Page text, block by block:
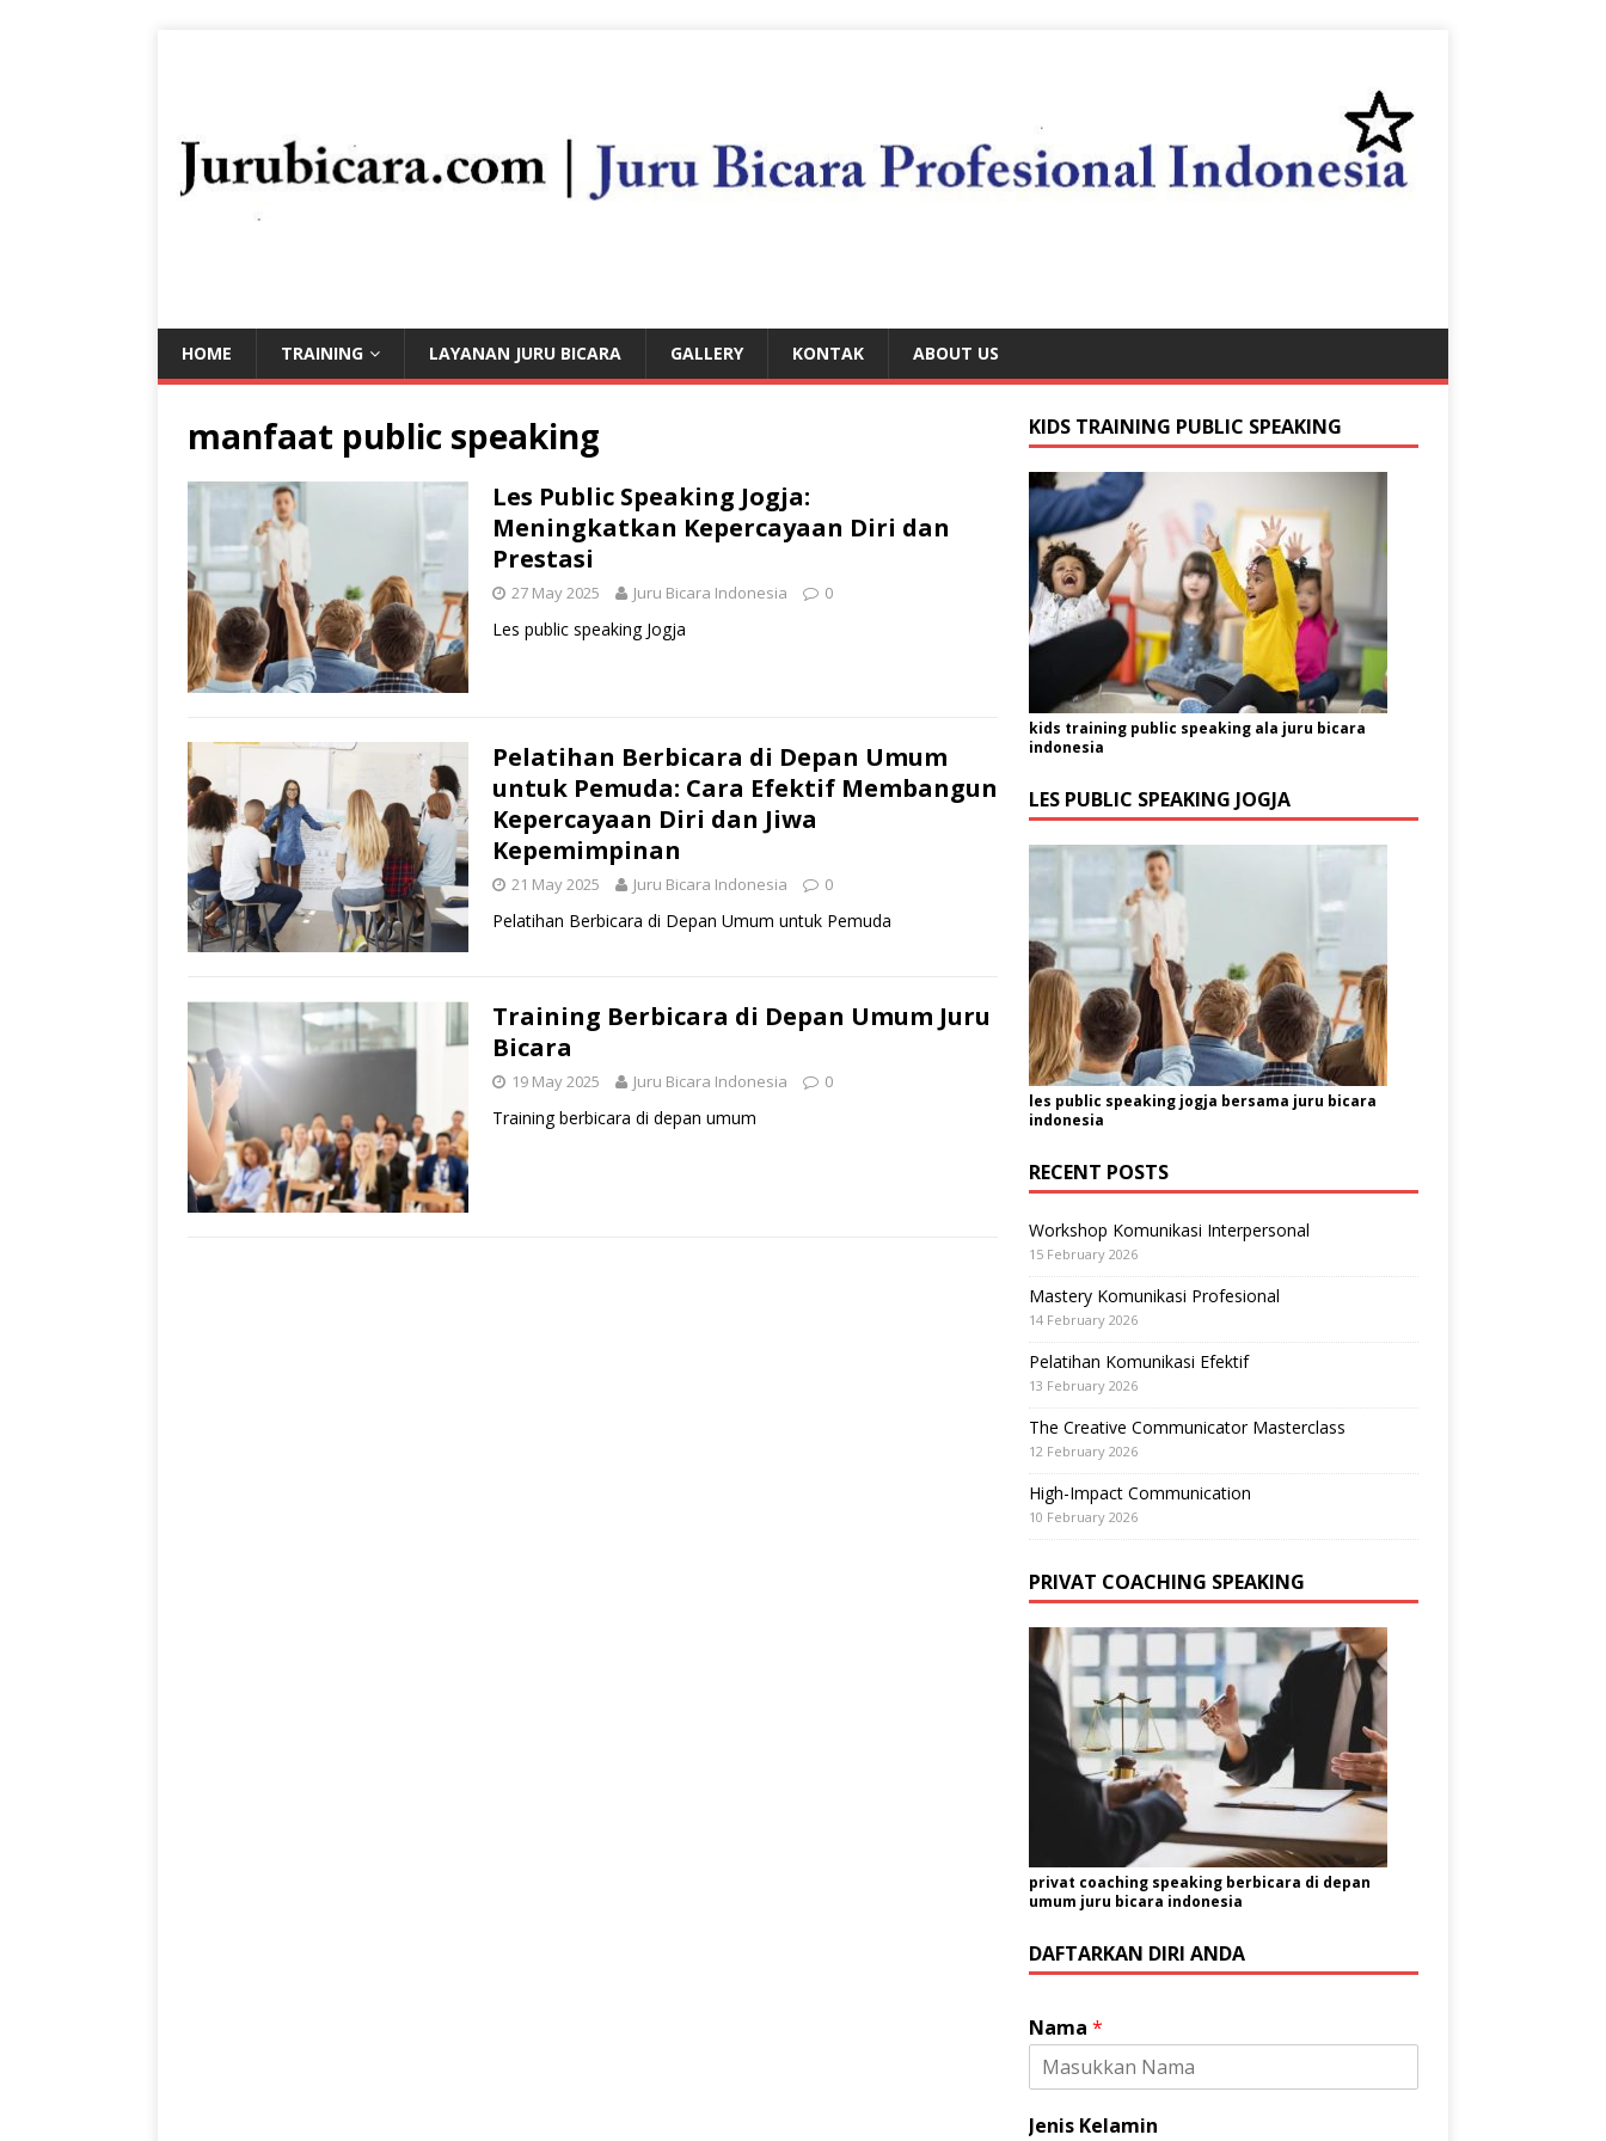
HOME TRAINING LAYANAN JURU BICARA GALLERY KONTAK ABOUT US
manfaat public speaking
Les Public Speaking Jogja:
Meningkatkan Kepercayaan Diri dan
Prestasi
27 May 2025 Juru Bicara Indonesia 0
Les public speaking Jogja
Pelatihan Berbicara di Depan Umum
untuk Pemuda: Cara Efektif Membangun
Kepercayaan Diri dan Jiwa
Kepemimpinan
21 May 2025 Juru Bicara Indonesia 0
Pelatihan Berbicara di Depan Umum untuk Pemuda
Training Berbicara di Depan Umum Juru
Bicara
19 May 2025 Juru Bicara Indonesia 0
Training berbicara di depan umum
KIDS TRAINING PUBLIC SPEAKING
kids training public speaking ala juru bicara
indonesia
LES PUBLIC SPEAKING JOGJA
les public speaking jogja bersama juru bicara
indonesia
RECENT POSTS
Workshop Komunikasi Interpersonal
15 February 2026
Mastery Komunikasi Profesional
14 February 2026
Pelatihan Komunikasi Efektif
13 February 2026
The Creative Communicator Masterclass
12 February 2026
High-Impact Communication
10 February 2026
PRIVAT COACHING SPEAKING
privat coaching speaking berbicara di depan
umum juru bicara indonesia
DAFTARKAN DIRI ANDA
Nama *
Jenis Kelamin